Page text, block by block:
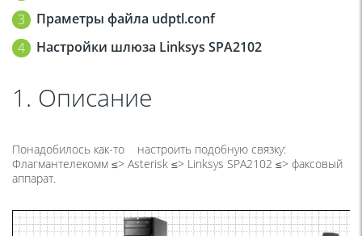
Праметры файла udptl.conf
Настройки шлюза Linksys SPA2102
1. Описание
Понадобилось как-то настроить подобную связку:
Флагмантелекомм ≤> Asterisk ≤> Linksys SPA2102 ≤> факсовый
аппарат.